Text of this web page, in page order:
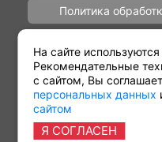
Политика
Партнёрам
На сайте
Рекомендательные
с сайтом, Вы
персональных данных
сайтом
Я СОГЛАСЕН